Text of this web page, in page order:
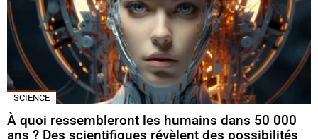
SCIENCE
À quoi ressembleront les humains dans 50 000
ans ? Des scientifiques révèlent des possibilités